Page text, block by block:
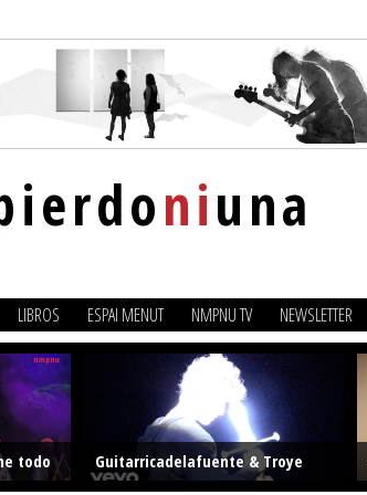
niuna
LIBROS ESPAI MENUT NMPNU TV NEWSLETTER
todo
Guitarricadelafuente & Troye